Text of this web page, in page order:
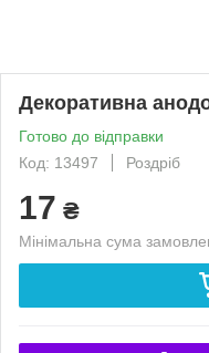
Декоративна
Готово до відправки
Код: 13497
Роздріб
17 ₴
Мінімальна сума